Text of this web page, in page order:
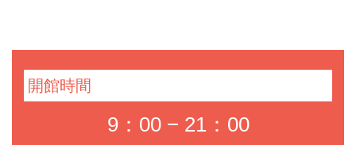
開館時間
9：00 − 21：00